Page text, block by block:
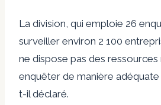
La division, qui emploie 26
surveiller environ 2 100
ne dispose pas des
enquêter de manière adéquate
t-il déclaré.